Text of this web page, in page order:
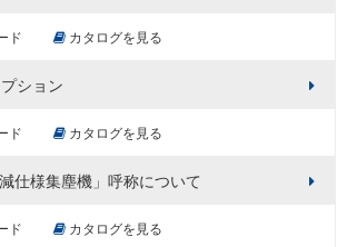
ド カタログを見る
ション
ド カタログを見る
仕様集塵機」呼称について
ド カタログを見る